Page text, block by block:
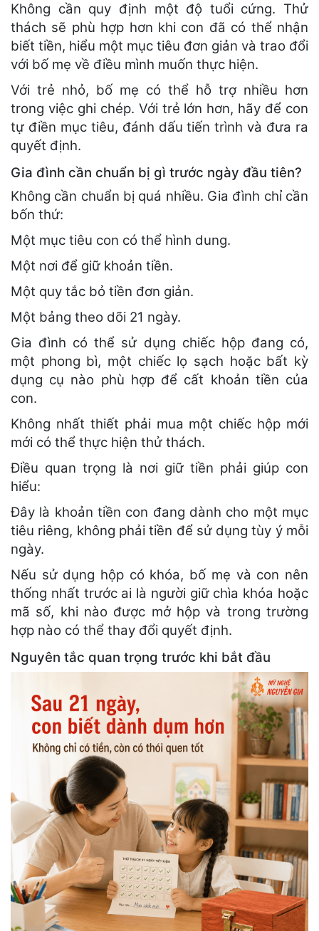
Không cần quy định một độ tuổi cứng. Thử
thách sẽ phù hợp hơn khi con đã có thể nhận
biết tiền, hiểu một mục tiêu đơn giản và trao đổi
với bố mẹ về điều mình muốn thực hiện.
Với trẻ nhỏ, bố mẹ có thể hỗ trợ nhiều hơn
trong việc ghi chép. Với trẻ lớn hơn, hãy để con
tự điền mục tiêu, đánh dấu tiến trình và đưa ra
quyết định.
Gia đình cần chuẩn bị gì trước ngày đầu tiên?
Không cần chuẩn bị quá nhiều. Gia đình chỉ cần
bốn thứ:
Một mục tiêu con có thể hình dung.
Một nơi để giữ khoản tiền.
Một quy tắc bỏ tiền đơn giản.
Một bảng theo dõi 21 ngày.
Gia đình có thể sử dụng chiếc hộp đang có,
một phong bì, một chiếc lọ sạch hoặc bất kỳ
dụng cụ nào phù hợp để cất khoản tiền của
con.
Không nhất thiết phải mua một chiếc hộp mới
mới có thể thực hiện thử thách.
Điều quan trọng là nơi giữ tiền phải giúp con
hiểu:
Đây là khoản tiền con đang dành cho một mục
tiêu riêng, không phải tiền để sử dụng tùy ý mỗi
ngày.
Nếu sử dụng hộp có khóa, bố mẹ và con nên
thống nhất trước ai là người giữ chìa khóa hoặc
mã số, khi nào được mở hộp và trong trường
hợp nào có thể thay đổi quyết định.
Nguyên tắc quan trọng trước khi bắt đầu